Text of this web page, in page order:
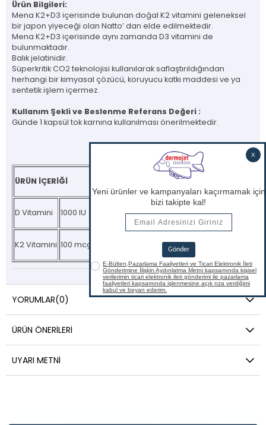
Ürün Bilgileri:
Mena K2+D3 içerisinde bulunan doğal K2 vitamini geleneksel
bir japon yiyeceği olan Natto’ dan elde edilmektedir.
Mena K2+D3 içerisinde aynı zamanda D3 vitamini de
bulunmaktadır.
Balık jelatinidir.
Süperkritik CO2 teknolojisi kullanılarak saflaştırıldığından
herhangi bir kimyasal çözücü, koruyucu katkı maddesi ve ya
sentetik işlem içermez.
Kullanım Şekli ve Beslenme Referans Değeri :
Günde 1 kapsül tok karnına kullanılması önerilmektedir.
ÜRÜN İÇERİĞİ
D Vitamini 1000 IU
K2 Vitamini 100 mcg
YORUMLAR(0)
ÜRÜN ÖNERILERI
UYARI METNI